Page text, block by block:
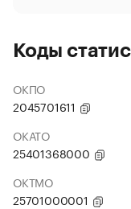
Коды
ОКПО
2045701611
ОКАТО
25401368000
ОКТМО
25701000001